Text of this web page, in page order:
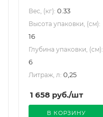
Вес, (кг): 0.33
Высота упаковки, (см):
16
Глубина упаковки, (см):
6
Литраж, л: 0,25
1 658 руб./шт
В КОРЗИНУ